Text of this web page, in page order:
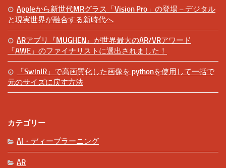
Appleから新世代MRグラス「Vision Pro」の登場 – デジタル
と現実世界が融合する新時代へ
ARアプリ『MUGHEN』が世界最大のAR/VRアワード
「AWE」のファイナリストに選出されました！
「SwinIR」で高画質化した画像を pythonを使用して一括で
元のサイズに戻す方法
カテゴリー
AI・ディープラーニング
AR